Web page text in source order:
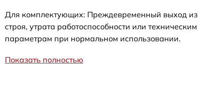
Для комплектующих: Преждевременный выход из
строя, утрата работоспособности или техническим
параметрам при нормальном использовании.
Показать полностью